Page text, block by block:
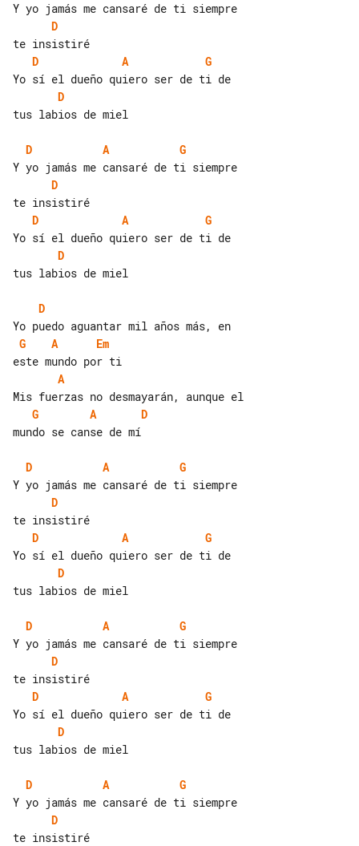
D
D
A
G
D
tus labios de miel
D A
G
D
D
A
G
D
tus labios de miel
D
G
A
Em
A
G
A
D
mundo se canse de mí
D A
G
D
D
A
G
D
tus labios de miel
D A
G
D
D
A
G
D
tus labios de miel
D A
G
D